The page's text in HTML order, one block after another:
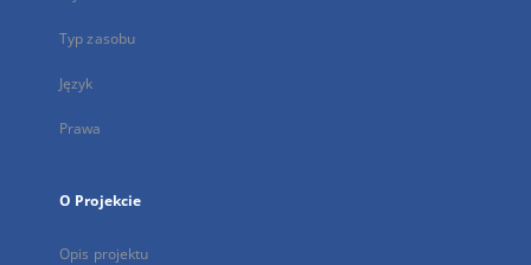
Typ zasobu
Język
Prawa
O Projekcie
Opis projektu